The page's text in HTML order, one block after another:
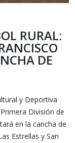
RURAL:
DE
y Deportiva
División de
en la cancha de
Estrellas y San